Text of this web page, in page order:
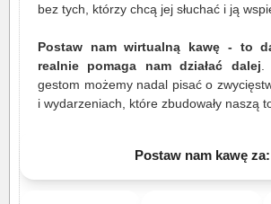
bez tych, którzy chcą jej słuchać i ją
Postaw nam wirtualną kawę - to
realnie pomaga nam działać dalej
gestom możemy nadal pisać o
i wydarzeniach, które zbudowały naszą
Postaw nam kawę za: